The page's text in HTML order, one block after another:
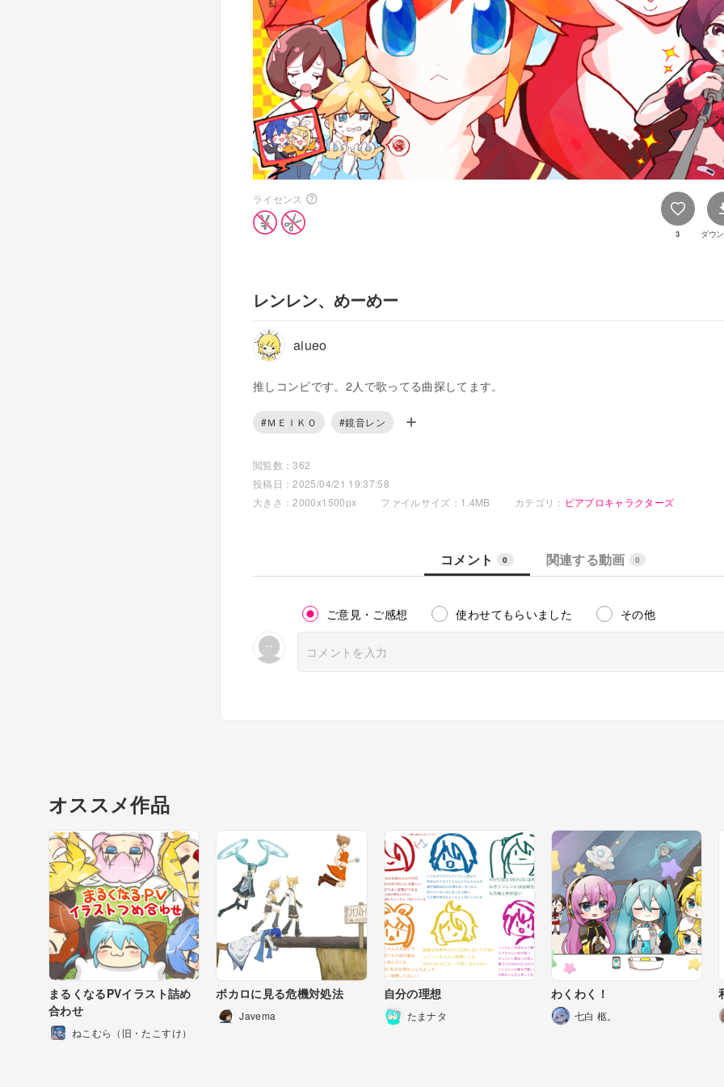
ライセンス
3 ダウ
レンレン、めーめー
aiueo
推しコンビです。2人で歌ってる曲探してます。
#ＭＥＩＫＯ #鏡音レン
閲覧数：362
投稿日：2025/04/21 19:37:58
大きさ：2000x1500px
ファイルサイズ：1.4MB カテゴリ： ピアプロキャラクターズ
コメント 0 関連する動画 0
ご意見・ご感想 使わせてもらいました その他
オススメ作品
まるくなるPVイラスト詰め
合わせ
ねこむら（旧・たこすけ）
ボカロに見る危機対処法
Javema
自分の理想
たまナタ
わくわく！
七白 柩。